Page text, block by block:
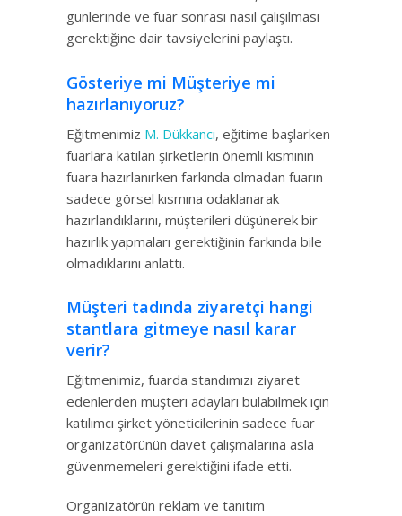
günlerinde ve fuar sonrası nasıl çalışılması
gerektiğine dair tavsiyelerini paylaştı.
Gösteriye mi Müşteriye mi
hazırlanıyoruz?
Eğitmenimiz M. Dükkancı, eğitime başlarken
fuarlara katılan şirketlerin önemli kısmının
fuara hazırlanırken farkında olmadan fuarın
sadece görsel kısmına odaklanarak
hazırlandıklarını, müşterileri düşünerek bir
hazırlık yapmaları gerektiğinin farkında bile
olmadıklarını anlattı.
Müşteri tadında ziyaretçi hangi
stantlara gitmeye nasıl karar
verir?
Eğitmenimiz, fuarda standımızı ziyaret
edenlerden müşteri adayları bulabilmek için
katılımcı şirket yöneticilerinin sadece fuar
organizatörünün davet çalışmalarına asla
güvenmemeleri gerektiğini ifade etti.
Organizatörün reklam ve tanıtım